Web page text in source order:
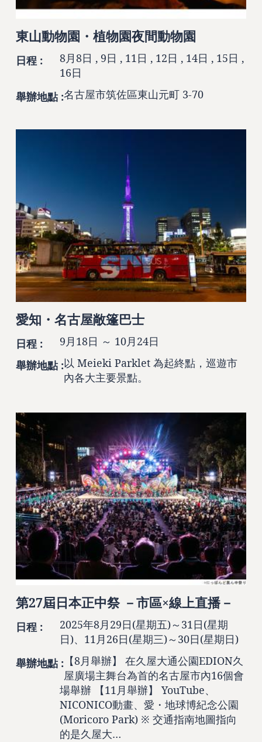
東山動物園・植物園夜間動物園
日程 :
8月8日 , 9日 , 11日 , 12日 , 14日 , 15日 ,
16日
舉辦地點 :名古屋市筑佐區東山元町 3-70
愛知・名古屋敞篷巴士
日程 :
9月18日 ～ 10月24日
舉辦地點 :以 Meieki Parklet 為起終點，巡遊市
內各大主要景點。
第27屆日本正中祭 －市區×線上直播－
日程 :
2025年8月29日(星期五)～31日(星期
日)、11月26日(星期三)～30日(星期日)
舉辦地點 :【8月舉辦】 在久屋大通公園EDION久
屋廣場主舞台為首的名古屋市內16個會
場舉辦 【11月舉辦】 YouTube、
NICONICO動畫、愛・地球博紀念公園
(Moricoro Park) ※ 交通指南地圖指向
的是久屋大…